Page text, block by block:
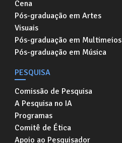
Cena
Pós-graduação em Artes
Visuais
Pós-graduação em Multimeios
Pós-graduação em Música
PESQUISA
Comissão de Pesquisa
A Pesquisa no IA
Programas
Comitê de Ética
Apoio ao Pesquisador